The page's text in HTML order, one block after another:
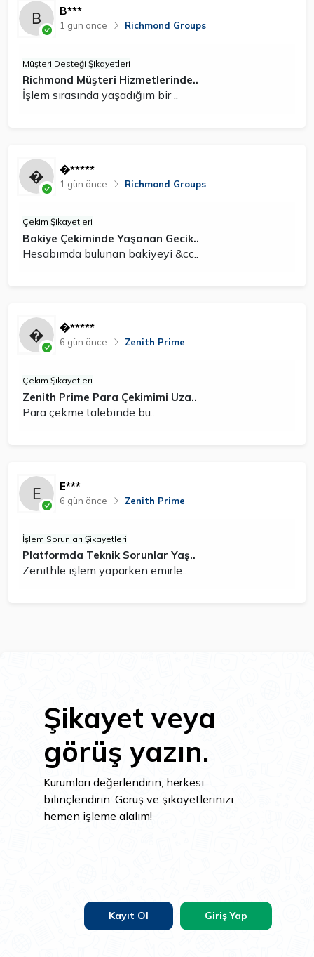
B***
1 gün önce Richmond Groups
Müşteri Desteği Şikayetleri
Richmond Müşteri Hizmetlerinde..
İşlem sırasında yaşadığım bir ..
�*****
1 gün önce Richmond Groups
Çekim Şikayetleri
Bakiye Çekiminde Yaşanan Gecik..
Hesabımda bulunan bakiyeyi &cc..
�*****
6 gün önce Zenith Prime
Çekim Şikayetleri
Zenith Prime Para Çekimimi Uza..
Para çekme talebinde bu..
E***
6 gün önce Zenith Prime
İşlem Sorunları Şikayetleri
Platformda Teknik Sorunlar Yaş..
Zenithle işlem yaparken emirle..
Şikayet veya
görüş yazın.
Kurumları değerlendirin, herkesi
bilinçlendirin. Görüş ve şikayetlerinizi
hemen işleme alalım!
Kayıt Ol Giriş Yap